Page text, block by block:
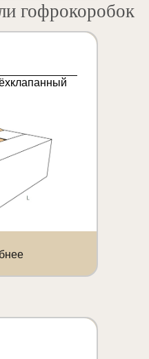
гофрокоробок